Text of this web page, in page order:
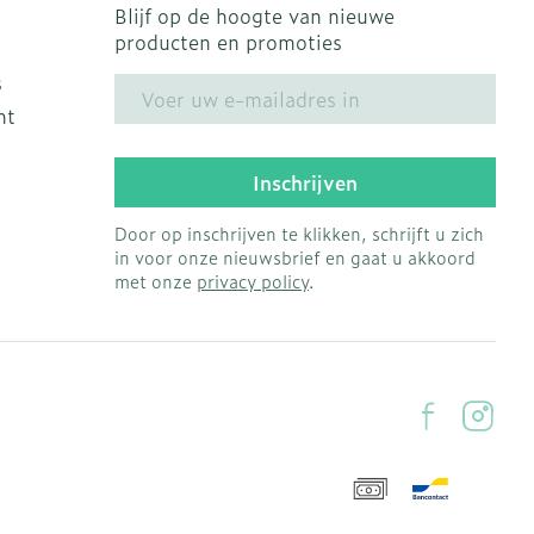
Blijf op de hoogte van nieuwe
producten en promoties
Inschrijven
Door op inschrijven te klikken, schrijft u zich
in voor onze nieuwsbrief en gaat u akkoord
met onze privacy policy.